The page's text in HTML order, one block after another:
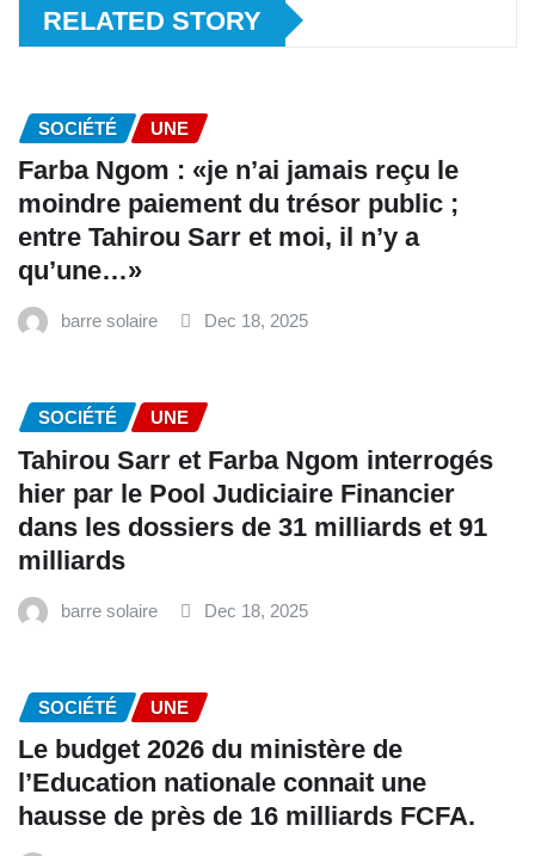
RELATED STORY
SOCIÉTÉ UNE
Farba Ngom : «je n’ai jamais reçu le
moindre paiement du trésor public ;
entre Tahirou Sarr et moi, il n’y a
qu’une…»
barre solaire Dec 18, 2025
SOCIÉTÉ UNE
Tahirou Sarr et Farba Ngom interrogés
hier par le Pool Judiciaire Financier
dans les dossiers de 31 milliards et 91
milliards
barre solaire Dec 18, 2025
SOCIÉTÉ UNE
Le budget 2026 du ministère de
l’Education nationale connait une
hausse de près de 16 milliards FCFA.